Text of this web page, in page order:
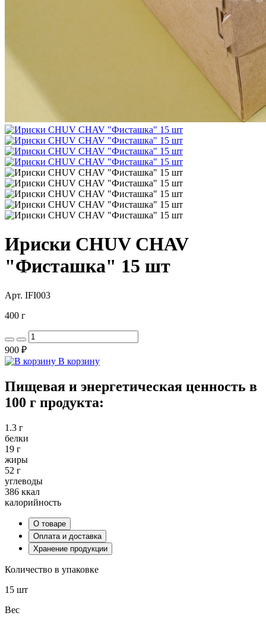
Ириски CHUV CHAV
"Фисташка" 15 шт
Арт. IFI003
400 г
900 ₽
В корзину
Пищевая и энергетическая ценность в
100 г продукта:
1.3 г
белки
19 г
жиры
52 г
углеводы
386 ккал
калорийность
О товаре
Оплата и доставка
Хранение продукции
Количество в упаковке
15 шт
Вес